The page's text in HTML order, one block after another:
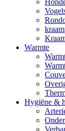
Warmte
Hygiëne &